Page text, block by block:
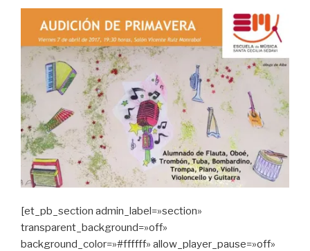
[et_pb_section admin_label=»section»
transparent_background=»off»
background_color=»#ffffff» allow_player_pause=»off»